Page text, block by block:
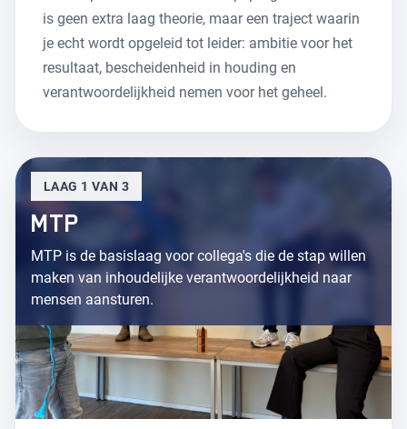
is geen extra laag theorie, maar een traject waarin
je echt wordt opgeleid tot leider: ambitie voor het
resultaat, bescheidenheid in houding en
verantwoordelijkheid nemen voor het geheel.
LAAG 1 VAN 3
MTP
MTP is de basislaag voor collega's die de stap willen
maken van inhoudelijke verantwoordelijkheid naar
mensen aansturen.